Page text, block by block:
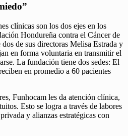
clínicas son los dos ejes en los
Hondureña contra el Cáncer de
de sus directoras Melisa Estrada y
en forma voluntaria en transmitir el
La fundación tiene dos sedes: El
en promedio a 60 pacientes
Funhocam les da atención clínica,
Esto se logra a través de labores
y alianzas estratégicas con